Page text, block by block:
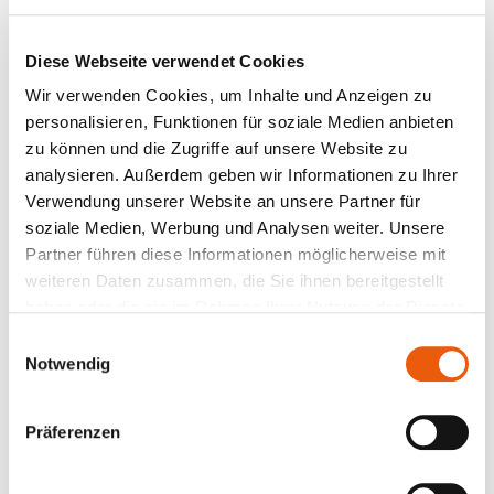
Diese Webseite verwendet Cookies
Wir verwenden Cookies, um Inhalte und Anzeigen zu
personalisieren, Funktionen für soziale Medien anbieten
zu können und die Zugriffe auf unsere Website zu
analysieren. Außerdem geben wir Informationen zu Ihrer
Verwendung unserer Website an unsere Partner für
soziale Medien, Werbung und Analysen weiter. Unsere
Partner führen diese Informationen möglicherweise mit
weiteren Daten zusammen, die Sie ihnen bereitgestellt
Notwendig
Präferenzen
Sahnehäubchen garantiert die lückenlose Historie die
Lebenszyklus. Alle Besitzer- und Standortwechsel,
Kalibrierungen und Prüfungen werden automatisch
dokumentiert – optional mit Fotos, Dokumenten
und Kommentaren.
Kalibrieren durch externe
Dienstleister
Digitalisierung der Daten nach VDI/VDE 2623
die Lieferung zusammengestellt sind, werden die
Kalibrierdienstleister übermittelt. Sobald dieser sich